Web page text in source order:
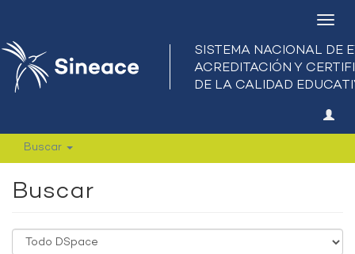
Buscar
Buscar